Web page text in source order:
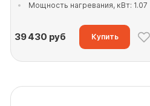
Мощность нагревания, кВт: 1.07
39 430 руб Купить